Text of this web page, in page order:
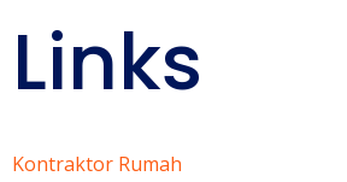
Links
Kontraktor Rumah